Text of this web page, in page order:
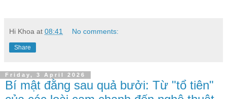
Hi Khoa at 08:41 No comments:
Share
Friday, 3 April 2026
Bí mật đằng sau quả bưởi: Từ "tổ tiên"